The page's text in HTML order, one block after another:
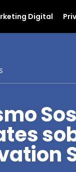
Digital